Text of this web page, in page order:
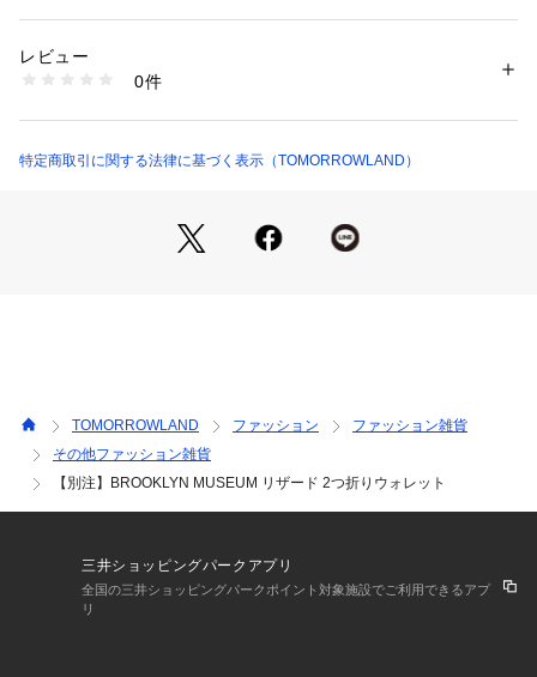
が持つのにふさわしいクオリティです。
ートした日本のブランド。
いのは当たり前で使いやすさにこだわった物作りが魅力。
厳選されたインポートレザーを用いて、熟練の職人技で仕上げ
2023AW商品
店舗にお問い合わせの際は、下記の商品番号をお申し付けくだ
さい。
貨
生産国：-
1095000010765
レビュー
0件
特定商取引に関する法律に基づく表示（TOMORROWLAND）
TOMORROWLAND ファッション
ファッション雑貨
その他ファッション雑貨
【別注】BROOKLYN MUSEUM リザード 2つ折りウォレット
三井ショッピングパークアプリ
全国の三井ショッピングパークポイント対象施設でご利用できるアプ
リ